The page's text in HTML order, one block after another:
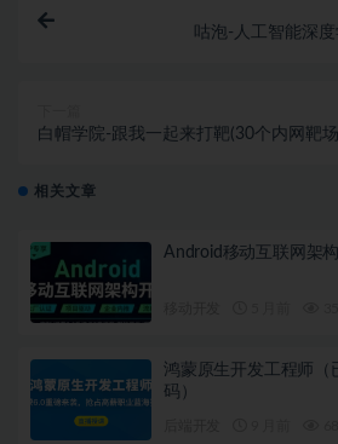
咕泡-人工智能深
白帽学院-跟我一起来打靶(30个内网靶
相关文章
Android移动互联网架
鸿蒙原生开发工程师（
码）